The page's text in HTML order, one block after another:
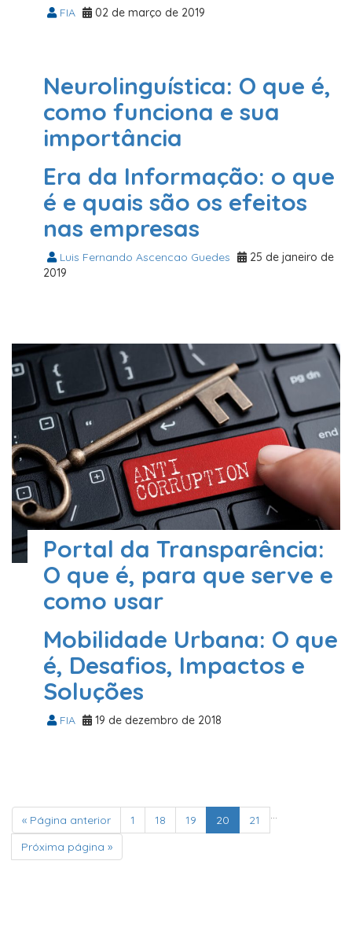
FIA 02 de março de 2019
Neurolinguística: O que é,
como funciona e sua
importância
Isis Koelle 01 de março de 2019
Era da Informação: o que
é e quais são os efeitos
nas empresas
Luis Fernando Ascencao Guedes
25 de janeiro de
2019
Portal da Transparência:
O que é, para que serve e
como usar
FIA 21 de dezembro de 2018
Mobilidade Urbana: O que
é, Desafios, Impactos e
Soluções
FIA 19 de dezembro de 2018
« Página anterior 1 …
18 19 20
21
Próxima página »